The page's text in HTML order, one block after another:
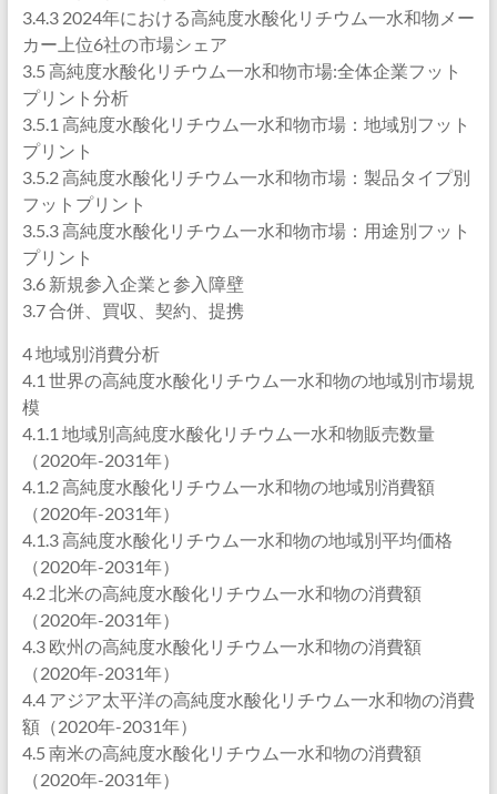
3.4.3 2024年における高純度水酸化リチウム一水和物メー
カー上位6社の市場シェア
3.5 高純度水酸化リチウム一水和物市場:全体企業フット
プリント分析
3.5.1 高純度水酸化リチウム一水和物市場：地域別フット
プリント
3.5.2 高純度水酸化リチウム一水和物市場：製品タイプ別
フットプリント
3.5.3 高純度水酸化リチウム一水和物市場：用途別フット
プリント
3.6 新規参入企業と参入障壁
3.7 合併、買収、契約、提携
4 地域別消費分析
4.1 世界の高純度水酸化リチウム一水和物の地域別市場規
模
4.1.1 地域別高純度水酸化リチウム一水和物販売数量
（2020年-2031年）
4.1.2 高純度水酸化リチウム一水和物の地域別消費額
（2020年-2031年）
4.1.3 高純度水酸化リチウム一水和物の地域別平均価格
（2020年-2031年）
4.2 北米の高純度水酸化リチウム一水和物の消費額
（2020年-2031年）
4.3 欧州の高純度水酸化リチウム一水和物の消費額
（2020年-2031年）
4.4 アジア太平洋の高純度水酸化リチウム一水和物の消費
額（2020年-2031年）
4.5 南米の高純度水酸化リチウム一水和物の消費額
（2020年-2031年）